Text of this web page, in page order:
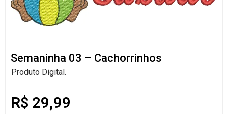
Semaninha 03 – Cachorrinhos
Produto Digital.
R$ 29,99